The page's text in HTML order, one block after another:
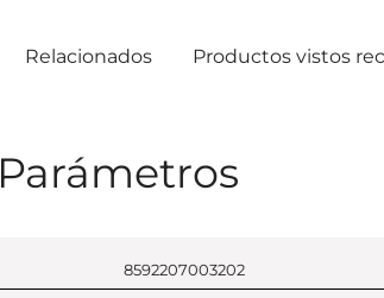
Relacionados Productos vistos
Parámetros
8592207003202